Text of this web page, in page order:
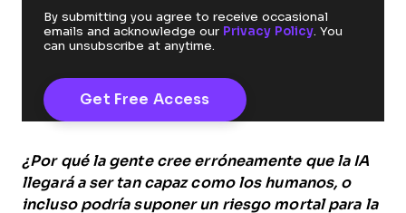
By submitting you agree to receive occasional
emails and acknowledge our Privacy Policy. You
can unsubscribe at anytime.
¿Por qué la gente cree erróneamente que la IA
llegará a ser tan capaz como los humanos, o
incluso podría suponer un riesgo mortal para la